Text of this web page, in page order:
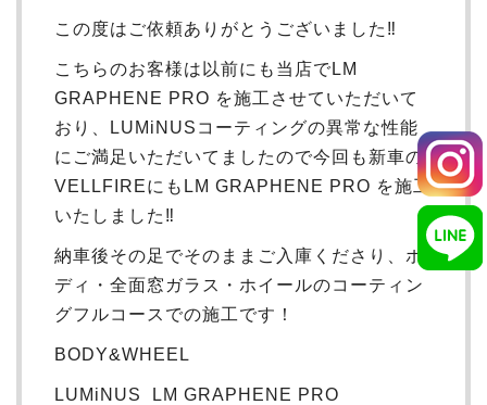
この度はご依頼ありがとうございました‼︎
こちらのお客様は以前にも当店でLM
GRAPHENE PRO を施工させていただいて
おり、LUMiNUSコーティングの異常な性能
にご満足いただいてましたので今回も新車の
VELLFIREにもLM GRAPHENE PRO を施工
いたしました‼︎
納車後その足でそのままご入庫くださり、ボ
ディ・全面窓ガラス・ホイールのコーティン
グフルコースでの施工です！
BODY&WHEEL
LUMiNUS LM GRAPHENE PRO